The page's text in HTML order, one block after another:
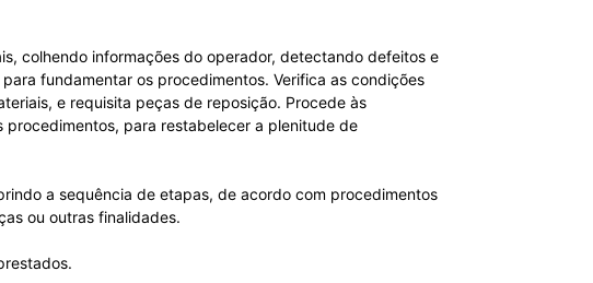
colhendo informações do operador, detectando defeitos e
fundamentar os procedimentos. Verifica as condições
e requisita peças de reposição. Procede às
para restabelecer a plenitude de
a sequência de etapas, de acordo com procedimentos
ou outras finalidades.